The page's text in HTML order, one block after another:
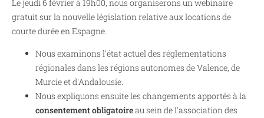
Le jeudi 6 février à 19h00, nous organiserons un webinaire
gratuit sur la nouvelle législation relative aux locations de
courte durée en Espagne.
Nous examinons l'état actuel des réglementations
régionales dans les régions autonomes de Valence, de
Murcie et d'Andalousie.
Nous expliquons ensuite les changements apportés à la
consentement obligatoireau sein de l'association des